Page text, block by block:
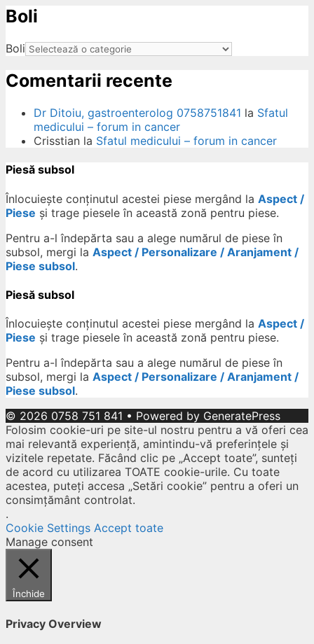
Boli
Boli
Comentarii recente
Dr Ditoiu, gastroenterolog 0758751841 la Sfatul
medicului – forum in cancer
Crisstian la Sfatul medicului – forum in cancer
Piesă subsol
Înlocuiește conținutul acestei piese mergând la Aspect /
Piese și trage piesele în această zonă pentru piese.
Pentru a-l îndepărta sau a alege numărul de piese în
subsol, mergi la Aspect / Personalizare / Aranjament /
Piese subsol.
Piesă subsol
Înlocuiește conținutul acestei piese mergând la Aspect /
Piese și trage piesele în această zonă pentru piese.
Pentru a-l îndepărta sau a alege numărul de piese în
subsol, mergi la Aspect / Personalizare / Aranjament /
Piese subsol.
© 2026 0758 751 841 • Powered by GeneratePress
Folosim cookie-uri pe site-ul nostru pentru a vă oferi cea
mai relevantă experiență, amintindu-vă preferințele și
vizitele repetate. Făcând clic pe „Accept toate”, sunteți
de acord cu utilizarea TOATE cookie-urile. Cu toate
acestea, puteți accesa „Setări cookie” pentru a oferi un
consimțământ controlat.
.
Cookie Settings Accept toate
Manage consent
Închide
Privacy Overview